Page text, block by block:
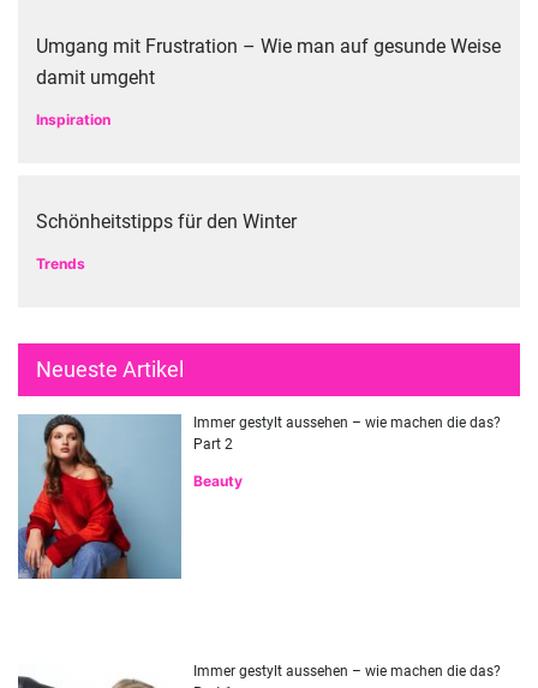
Umgang mit Frustration – Wie man auf gesunde Weise
damit umgeht
Inspiration
Schönheitstipps für den Winter
Trends
Neueste Artikel
Immer gestylt aussehen – wie machen die das?
Part 2
Beauty
Immer gestylt aussehen – wie machen die das?